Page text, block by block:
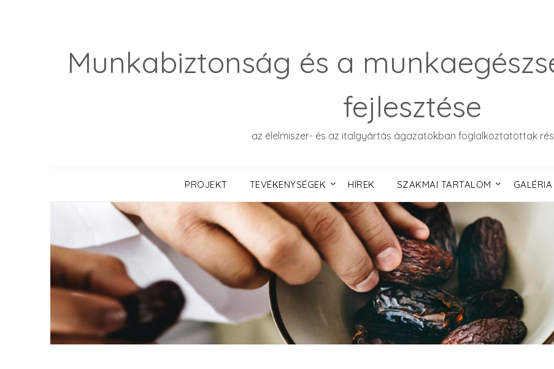
Munkabiztonság és a
fejlesztése
az élelmiszer- és az italgyártás ágazatokban foglalkoztatottak
PROJEKT TEVÉKENYSÉGEK HÍREK SZAKMAI TARTALOM GALÉRIA